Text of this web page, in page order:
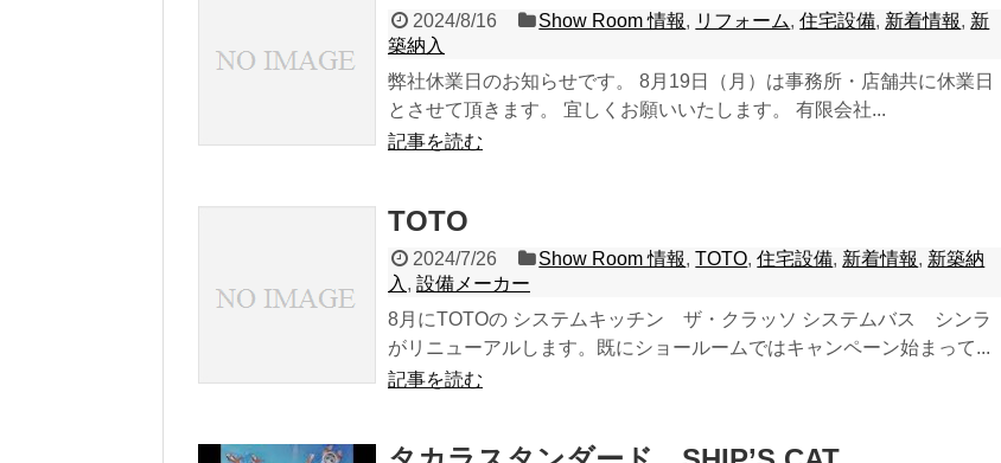
2024/8/16 Show Room 情報, リフォーム,住宅設備, 新着情報, 新
築納入
弊社休業日のお知らせです。 8月19日（月）は事務所・店舗共に休業日
とさせて頂きます。 宜しくお願いいたします。 有限会社...
記事を読む
TOTO
2024/7/26 Show Room 情報,TOTO,住宅設備, 新着情報, 新築納
入 , 設備メーカー
8月にTOTOの システムキッチン ザ・クラッソ システムバス シンラ
がリニューアルします。既にショールームではキャンペーン始まって...
記事を読む